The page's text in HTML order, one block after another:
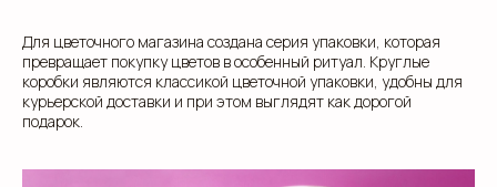
Для цветочного магазина создана серия упаковки, которая
превращает покупку цветов в особенный ритуал. Круглые
коробки являются классикой цветочной упаковки, удобны для
курьерской доставки и при этом выглядят как дорогой
подарок.
Я прочитал и подтверждаю, что ознакомлен с
Пользовательским соглашениеми Политикой в
области обработки и защиты персональных
данных